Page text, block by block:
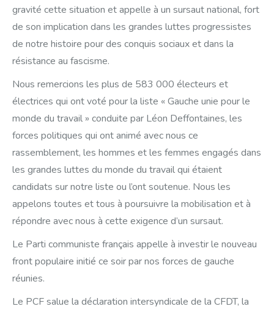
gravité cette situation et appelle à un sursaut national, fort
de son implication dans les grandes luttes progressistes
de notre histoire pour des conquis sociaux et dans la
résistance au fascisme.
Nous remercions les plus de 583 000 électeurs et
électrices qui ont voté pour la liste « Gauche unie pour le
monde du travail » conduite par Léon Deffontaines, les
forces politiques qui ont animé avec nous ce
rassemblement, les hommes et les femmes engagés dans
les grandes luttes du monde du travail qui étaient
candidats sur notre liste ou l’ont soutenue. Nous les
appelons toutes et tous à poursuivre la mobilisation et à
répondre avec nous à cette exigence d’un sursaut.
Le Parti communiste français appelle à investir le nouveau
front populaire initié ce soir par nos forces de gauche
réunies.
Le PCF salue la déclaration intersyndicale de la CFDT, la